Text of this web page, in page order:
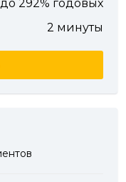
до 292% годовых
2 минуты